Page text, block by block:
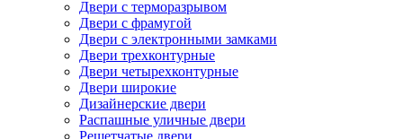
Двери с терморазрывом
Двери с фрамугой
Двери с электронными замками
Двери трехконтурные
Двери четырехконтурные
Двери широкие
Дизайнерские двери
Распашные уличные двери
Решетчатые двери